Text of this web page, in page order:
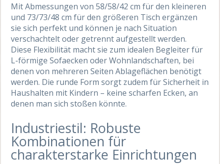
Mit Abmessungen von 58/58/42 cm für den kleineren
und 73/73/48 cm für den größeren Tisch ergänzen
sie sich perfekt und können je nach Situation
verschachtelt oder getrennt aufgestellt werden.
Diese Flexibilität macht sie zum idealen Begleiter für
L-förmige Sofaecken oder Wohnlandschaften, bei
denen von mehreren Seiten Ablageflächen benötigt
werden. Die runde Form sorgt zudem für Sicherheit in
Haushalten mit Kindern – keine scharfen Ecken, an
denen man sich stoßen könnte.
Industriestil: Robuste
Kombinationen für
charakterstarke Einrichtungen